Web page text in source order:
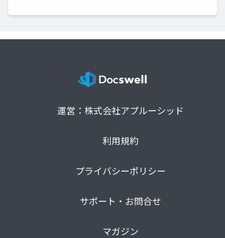
運営：株式会社アプルーシッド
利用規約
プライバシーポリシー
サポート・お問合せ
マガジン